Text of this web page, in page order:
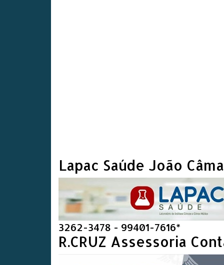
Lapac Saúde João
3262-3478 - 99401-7616*
R.CRUZ Assessoria